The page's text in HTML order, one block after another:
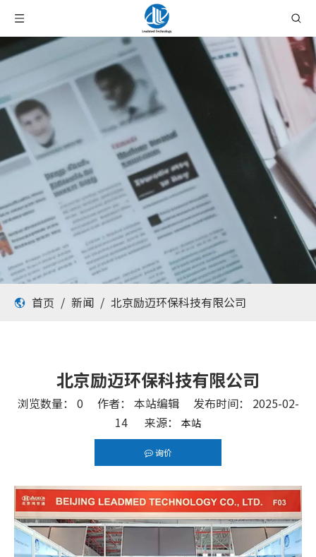
首页 / 新闻 / 北京励迈环保科技有限公司
北京励迈环保科技有限公司
浏览数量： 0 作者： 本站编辑 发布时间： 2025-02-
14 来源： 本站
询价